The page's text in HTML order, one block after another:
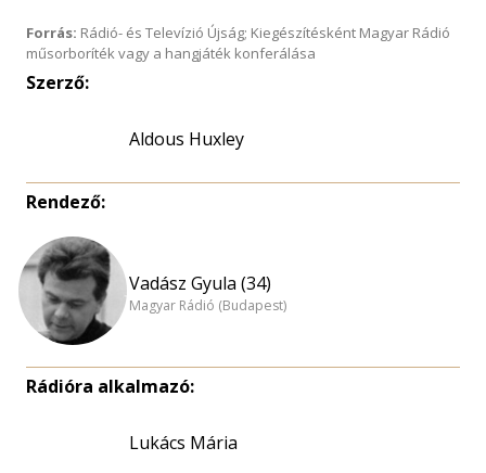
Forrás: Rádió- és Televízió Újság; Kiegészítésként Magyar Rádió
műsorboríték vagy a hangjáték konferálása
Szerző:
Aldous Huxley
Rendező:
Vadász Gyula (34)
Magyar Rádió (Budapest)
Rádióra alkalmazó:
Lukács Mária